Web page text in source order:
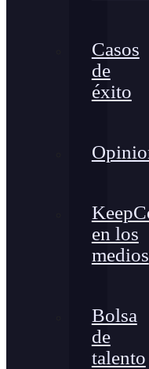
Casos
de
éxito
en los
medios
Bolsa
de
talento